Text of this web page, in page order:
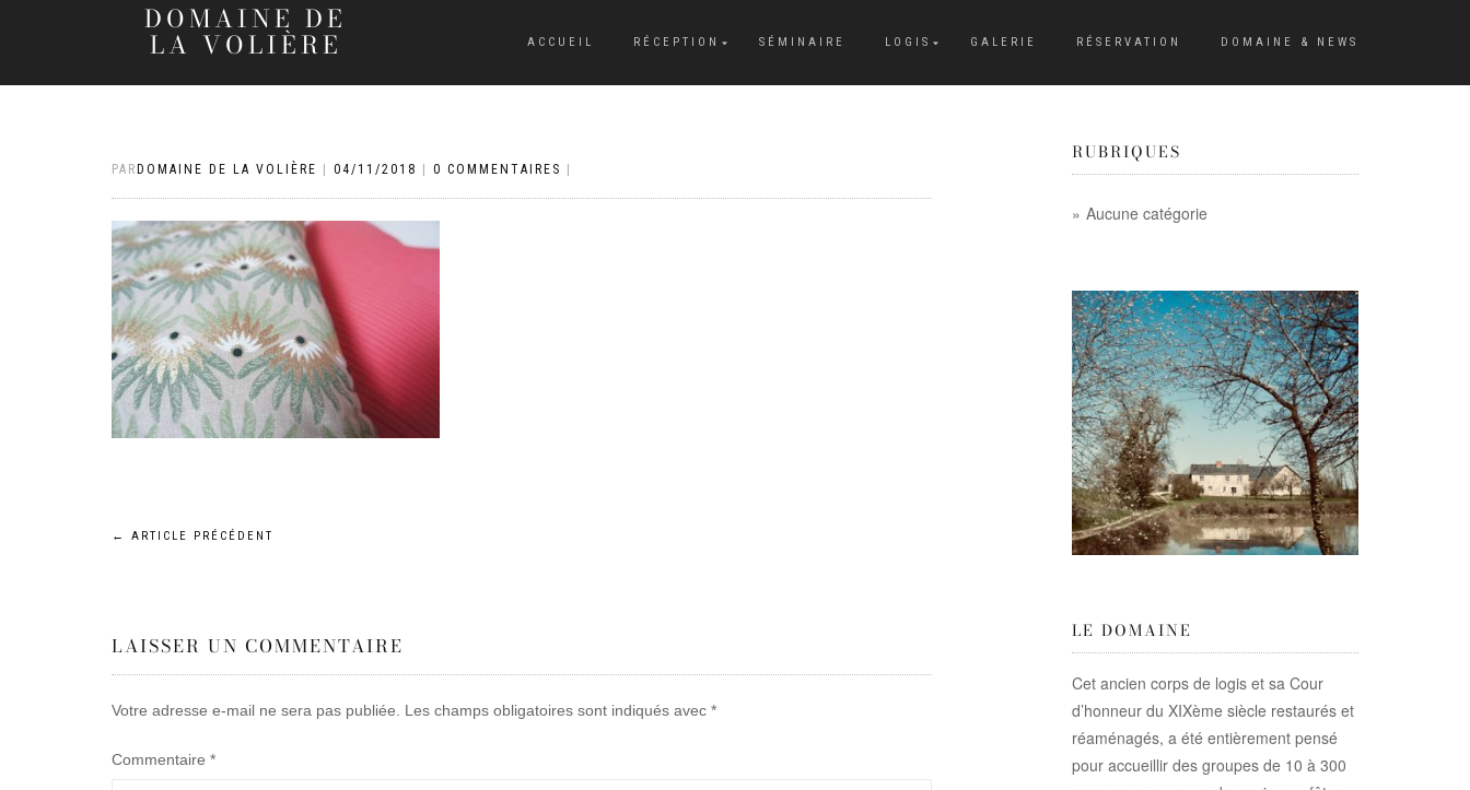
DOMAINE DE
LA VOLIÈRE ACCUEIL RÉCEPTION SÉMINAIRE LOGIS GALERIE RÉSERVATION DOMAINE & NEWS
PAR DOMAINE DE LA VOLIÈRE 04/11/2018 0 COMMENTAIRES
Navigation
l’article
← ARTICLE PRÉCÉDENT
LAISSER UN COMMENTAIRE
Votre adresse e-mail ne sera pas publiée. Les champs obligatoires sont indiqués avec *
Commentaire *
RUBRIQUES
Aucune catégorie
LE DOMAINE
Cet ancien corps de logis et sa Cour
d’honneur du XIXème siècle restaurés et
réaménagés, a été entièrement pensé
pour accueillir des groupes de 10 à 300